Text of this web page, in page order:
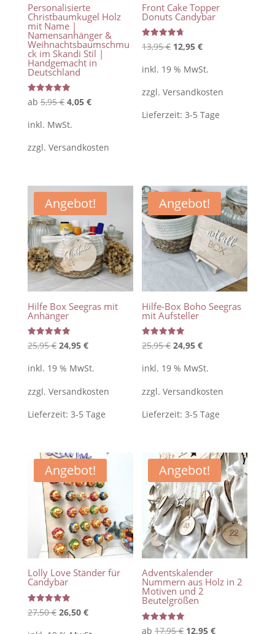
Personalisierte
Christbaumkugel Holz
mit Name |
Namensanhänger &
Weihnachtsbaumschmu
ck im Skandi Stil |
Handgemacht in
Deutschland
Bewertet
mit
von 5
ab 5,95€ Ursprünglicher
5,95 €
4,05 €Aktueller
4,05 €.
inkl. MwSt.
zzgl. Versandkosten
Front Cake Topper
Donuts Candybar
Bewertet
mit
von 5
13,95€ Ursprünglicher
13,95 €
12,95€Aktueller
12,95 €.
inkl. 19 % MwSt.
zzgl.Versandkosten
Lieferzeit:3-5 Tage
Angebot!
Hilfe Box Seegras mit
Anhänger
Bewertet
mit
von 5
25,95€ Ursprünglicher
25,95 €
24,95 €Aktueller
24,95 €.
inkl. 19 % MwSt.
zzgl. Versandkosten
Lieferzeit: 3-5 Tage
Angebot!
Hilfe-Box Boho Seegras
mit Aufsteller
Bewertet
mit
von 5
25,95€ Ursprünglicher
25,95 €
24,95€Aktueller
24,95 €.
inkl. 19 % MwSt.
zzgl.Versandkosten
Lieferzeit:3-5 Tage
Angebot!
Lolly Love Ständer für
Candybar
Bewertet
mit
von 5
27,50€ Ursprünglicher
26,50 €Aktueller
Angebot!
Adventskalender
Nummern aus Holz in 2
Motiven und 2
Beutelgrößen
Bewertet
ab17,95€ Ursprünglicher
12,95€Aktueller